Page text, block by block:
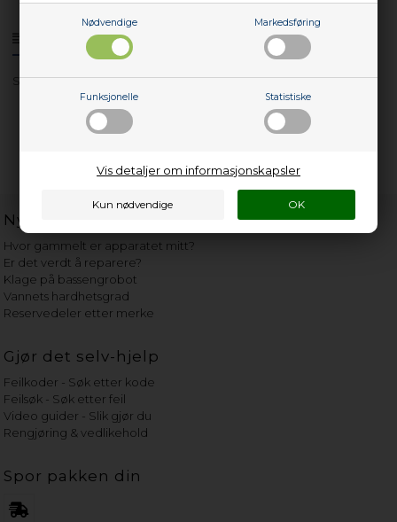
Nødvendige Markedsføring
Funksjonelle Statistiske
Vis detaljer om informasjonskapsler
Produktinfo Spørsmål om varen?
SK81840-4I - 923840713 00
Nyttige lenker
Hvor gammelt er apparatet mitt?
Er det verdt å reparere?
Klage på bassengrobot
Vannets hardhetsgrad
Reservedeler etter merke
Gjør det selv-hjelp
Feilkoder - Søk etter kode
Feilsøk - Søk etter feil
Video guider - Slik gjør du
Rengjøring & vedlikehold
Spor pakken din